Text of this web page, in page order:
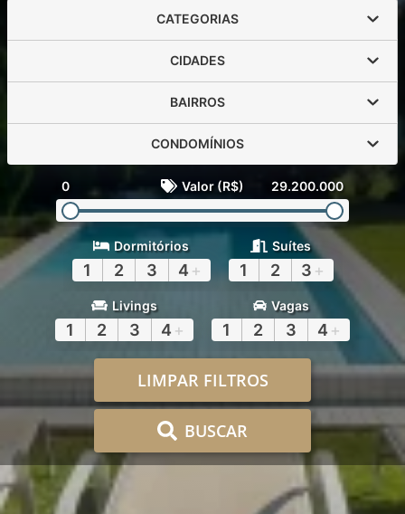
CATEGORIAS
CIDADES
BAIRROS
CONDOMÍNIOS
0 Valor (R$) 29.200.000
Dormitórios
1 2 3 4 +
Suítes
1 2 3 +
Livings
1 2 3 4 +
Vagas
1 2 3 4 +
LIMPAR FILTROS
BUSCAR